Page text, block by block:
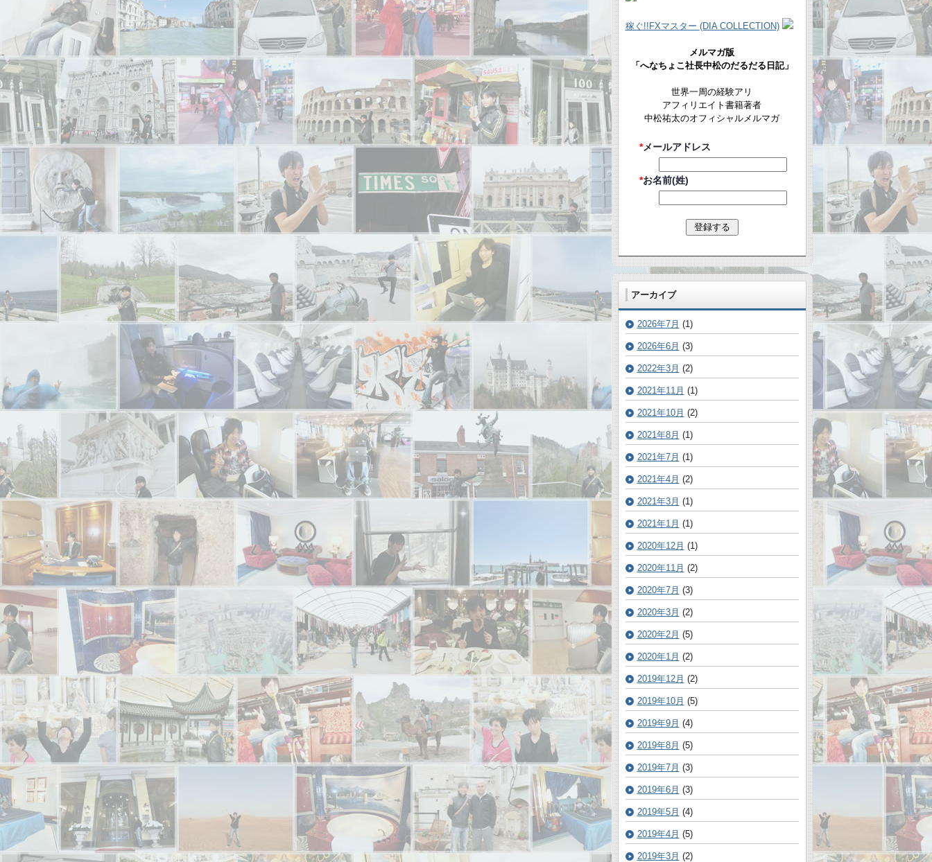
稼ぐ!!FXマスター (DIA COLLECTION)
メルマガ版
「へなちょこ社長中松のだるだる日記」
世界一周の経験アリ
アフィリエイト書籍著者
中松祐太のオフィシャルメルマガ
*メールアドレス
*お名前(姓)
アーカイブ
2026年7月 (1)
2026年6月 (3)
2022年3月 (2)
2021年11月 (1)
2021年10月 (2)
2021年8月 (1)
2021年7月 (1)
2021年4月 (2)
2021年3月 (1)
2021年1月 (1)
2020年12月 (1)
2020年11月 (2)
2020年7月 (3)
2020年3月 (2)
2020年2月 (5)
2020年1月 (2)
2019年12月 (2)
2019年10月 (5)
2019年9月 (4)
2019年8月 (5)
2019年7月 (3)
2019年6月 (3)
2019年5月 (4)
2019年4月 (5)
2019年3月 (2)